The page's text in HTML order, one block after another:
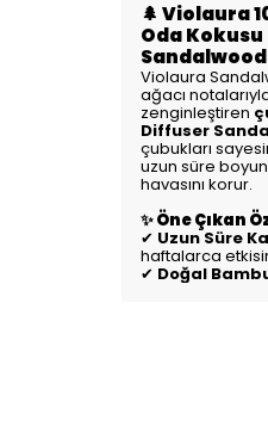
🌲 Violaura
Oda
Sandalwood
Violaura
ağacı
zenginleştiren
Diffuser
çubukları
uzun süre
havasını korur.
✨ Öne Çıkan
✔ Uzun Süre
haftalarca
✔ Doğal